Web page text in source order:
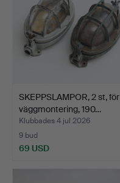
SKEPPSLAMPOR, 2 st, för
väggmontering, 190…
Klubbades 4 jul 2026
9 bud
69 USD